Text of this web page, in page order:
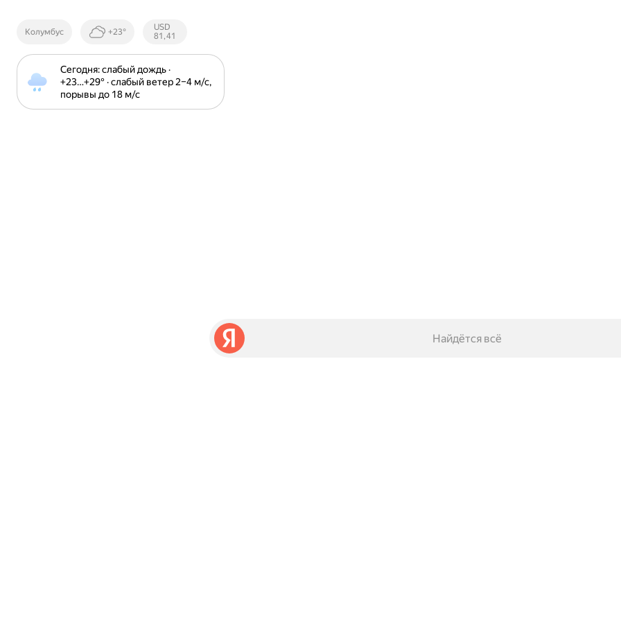
Колумбус +23°
Курсы ЦБ
РФ
USD
81,41
Сегодня: слабый дождь ·
+23⁠…⁠+29⁠° · слабый ветер 2⁠–⁠4 м⁠/⁠с,
порывы до 18 м⁠/⁠с